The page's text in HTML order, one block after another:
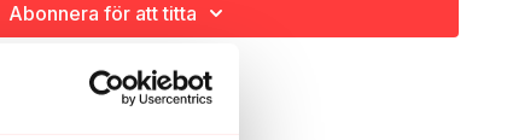
Abonnera för att titta